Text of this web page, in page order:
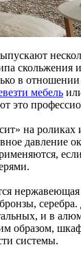
скольжения
в
мебель
это
на роликах
давление
и в
образом,
системы.